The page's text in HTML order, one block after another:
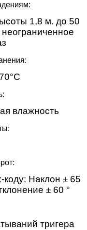
1,8 м. до 50
влажность
коду: Наклон ± 65
± 60 °
тригера